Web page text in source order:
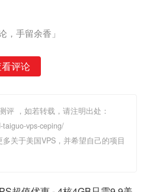
，手留余香」
评论
评 ，如若转载，请注明出处：
vps-ceping/
关于美国VPS，并希望自己的项目